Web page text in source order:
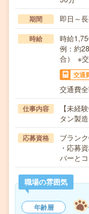
期間 即日～
時給
時給
例：約
合） ※
交通
交通費
仕事内容
【未経
タン製
応募資格
ブラン
・応募
バーと
職場の雰囲気
年齢層